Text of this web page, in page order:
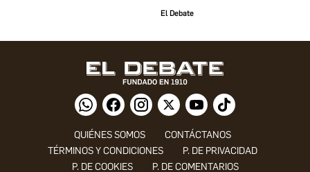
El Debate
QUIÉNES SOMOS
CONTÁCTANOS
TÉRMINOS Y CONDICIONES
P. DE PRIVACIDAD
P. DE COOKIES
P. DE COMENTARIOS